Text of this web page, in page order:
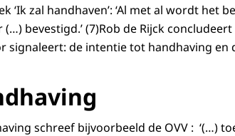
‘Ik zal handhaven’: ‘Al met al wordt het
bevestigd.’ (7)Rob de Rijck
signaleert: de intentie tot handhaving en
schreef bijvoorbeeld de OVV : ‘(…)